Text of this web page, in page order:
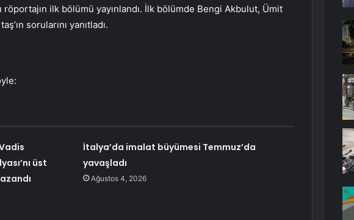
röportajın ilk bölümü yayınlandı. İlk bölümde Bengi Akbulut, Ümit
sorularını yanıtladı.
üst
İtalya’da imalat büyümesi Temmuz’da
yavaşladı
Ağustos 4, 2026